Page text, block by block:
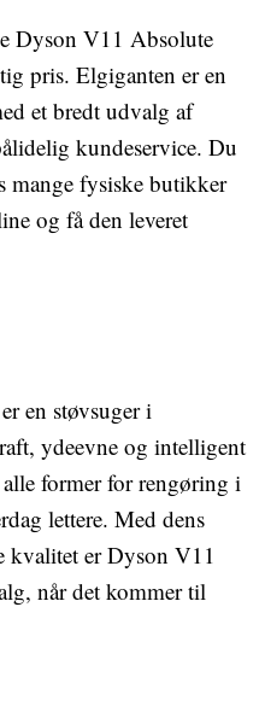
Dyson V11 Absolute
pris. Elgiganten er en
et bredt udvalg af
kundeservice. Du
mange fysiske butikker
og få den leveret
en støvsuger i
ydeevne og intelligent
former for rengøring i
lettere. Med dens
kvalitet er Dyson V11
når det kommer til